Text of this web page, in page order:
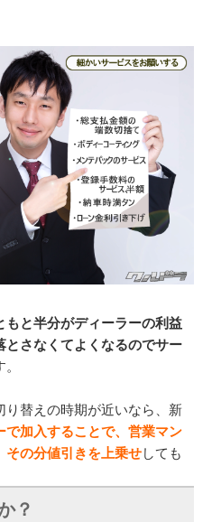
もと半分がディーラーの利益
とさなくてよくなるのでサー
り替えの時期が近いなら、新
で加入することで、営業マン
その分値引きを上乗せしても
？